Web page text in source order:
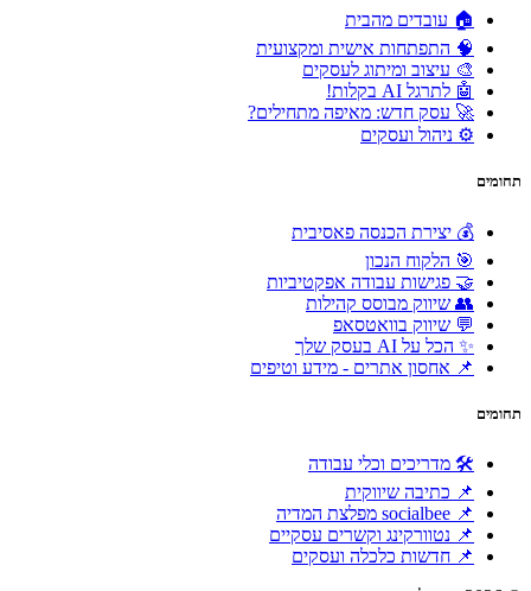
🏠 עובדים מהבית
🧠 התפתחות אישית ומקצועית
🎨 עיצוב ומיתוג לעסקים
🤖 לתרגל AI בקלות!
🚀 עסק חדש: מאיפה מתחילים?
⚙️ ניהול ועסקים
תחומים
💰 יצירת הכנסה פאסיבית
🎯 הלקוח הנכון
🤝 פגישות עבודה אפקטיביות
👥 שיווק מבוסס קהילות
💬 שיווק בוואטסאפ
✨ הכל על AI בעסק שלך
📌 אחסון אתרים - מידע וטיפים
תחומים
🛠 מדריכים וכלי עבודה
📌 כתיבה שיווקית
📌 socialbee מפלצת המדיה
📌 נטוורקינג וקשרים עסקיים
📌 חדשות כלכלה ועסקים